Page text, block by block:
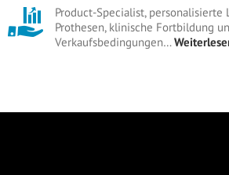
Product-Specialist, personalisierte
Prothesen, klinische Fortbildung
Verkaufsbedingungen…